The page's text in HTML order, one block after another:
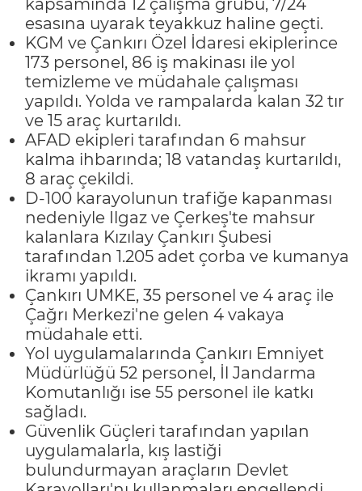
esasına uyarak teyakkuz haline geçti.
KGM ve Çankırı Özel İdaresi ekiplerince
173 personel, 86 iş makinası ile yol
temizleme ve müdahale çalışması
yapıldı. Yolda ve rampalarda kalan 32 tır
ve 15 araç kurtarıldı.
AFAD ekipleri tarafından 6 mahsur
kalma ihbarında; 18 vatandaş kurtarıldı,
8 araç çekildi.
D-100 karayolunun trafiğe kapanması
nedeniyle Ilgaz ve Çerkeş'te mahsur
kalanlara Kızılay Çankırı Şubesi
tarafından 1.205 adet çorba ve kumanya
ikramı yapıldı.
Çankırı UMKE, 35 personel ve 4 araç ile
Çağrı Merkezi'ne gelen 4 vakaya
müdahale etti.
Yol uygulamalarında Çankırı Emniyet
Müdürlüğü 52 personel, İl Jandarma
Komutanlığı ise 55 personel ile katkı
sağladı.
Güvenlik Güçleri tarafından yapılan
uygulamalarla, kış lastiği
bulundurmayan araçların Devlet